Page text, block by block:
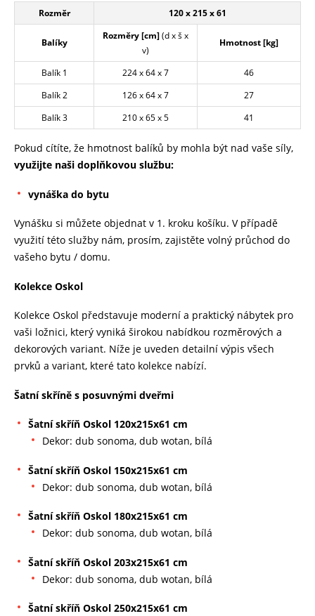
Rozměr 120 x 215 x 61
Balíky
Rozměry [cm](d x š x
v)
Hmotnost [kg]
Balík 1 224 x 64 x 7
46
Balík 2
126 x 64 x 7
27
Balík 3
210 x 65 x 5 41
Pokud cítíte, že hmotnost balíků by mohla být nad vaše síly,
využijte naši doplňkovou službu:
vynáška do bytu
Vynášku si můžete objednat v 1. kroku košíku. V případě
využití této služby nám, prosím, zajistěte volný průchod do
vašeho bytu / domu.
Kolekce Oskol
Kolekce Oskol představuje moderní a praktický nábytek pro
vaši ložnici, který vyniká širokou nabídkou rozměrových a
dekorových variant. Níže je uveden detailní výpis všech
prvků a variant, které tato kolekce nabízí.
Šatní skříně s posuvnými dveřmi
Šatní skříň Oskol 120x215x61 cm
Dekor: dub sonoma, dub wotan, bílá
Šatní skříň Oskol 150x215x61 cm
Dekor: dub sonoma, dub wotan, bílá
Šatní skříň Oskol 180x215x61 cm
Dekor: dub sonoma, dub wotan, bílá
Šatní skříň Oskol 203x215x61 cm
Dekor: dub sonoma, dub wotan, bílá
Šatní skříň Oskol 250x215x61 cm